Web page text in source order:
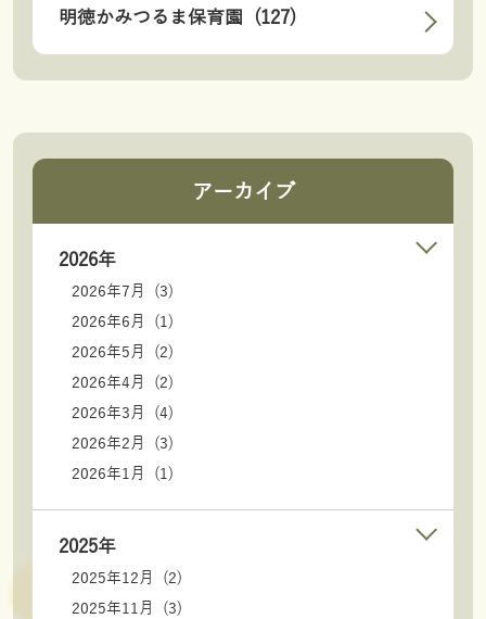
明徳かみつるま保育園 (127)
アーカイブ
2026年
2026年7月 (3)
2026年6月 (1)
2026年5月 (2)
2026年4月 (2)
2026年3月 (4)
2026年2月 (3)
2026年1月 (1)
2025年
2025年12月 (2)
2025年11月 (3)